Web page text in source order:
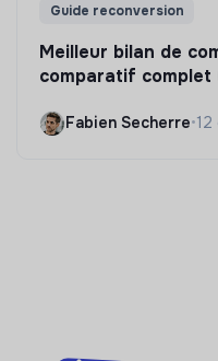
Guide reconversion
Meilleur bilan de
comparatif complet
Fabien Secherre•